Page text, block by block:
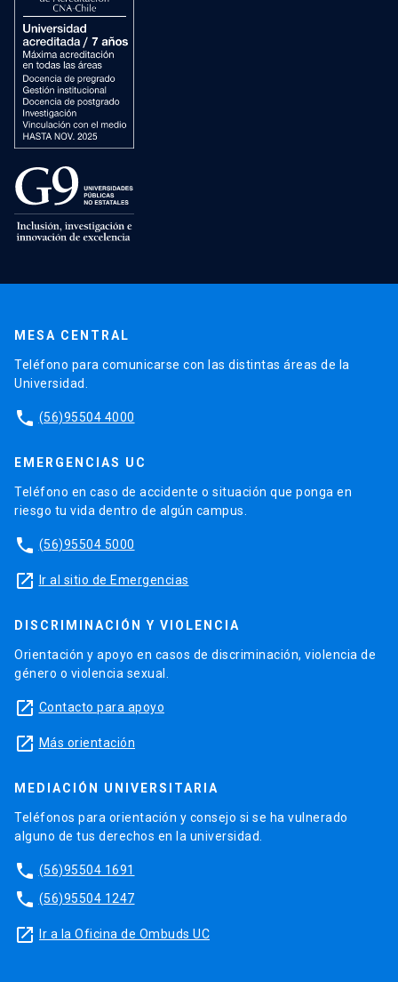
MESA CENTRAL
Teléfono para comunicarse con las distintas áreas de la
Universidad.
phone (56)95504 4000
EMERGENCIAS UC
Teléfono en caso de accidente o situación que ponga en
riesgo tu vida dentro de algún campus.
phone (56)95504 5000
launch Ir al sitio de Emergencias
DISCRIMINACIÓN Y VIOLENCIA
Orientación y apoyo en casos de discriminación, violencia de
género o violencia sexual.
launch Contacto para apoyo
launch Más orientación
MEDIACIÓN UNIVERSITARIA
Teléfonos para orientación y consejo si se ha vulnerado
alguno de tus derechos en la universidad.
phone (56)95504 1691
phone (56)95504 1247
launch Ir a la Oficina de Ombuds UC